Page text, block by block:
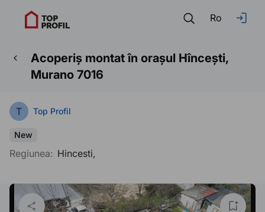
Ro
Acoperiș montat în orașul Hîncești,
Murano 7016
T Top Profil
New
Regiunea: Hincesti,